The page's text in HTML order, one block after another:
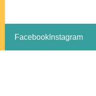
Facebook Instagram